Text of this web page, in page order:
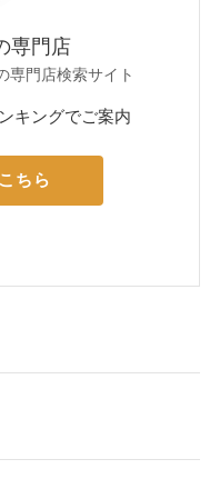
専門店
専門店検索サイト
キングでご案内
ちら